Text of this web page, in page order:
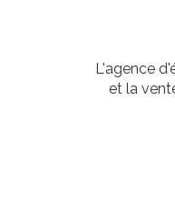
L'agence
et la